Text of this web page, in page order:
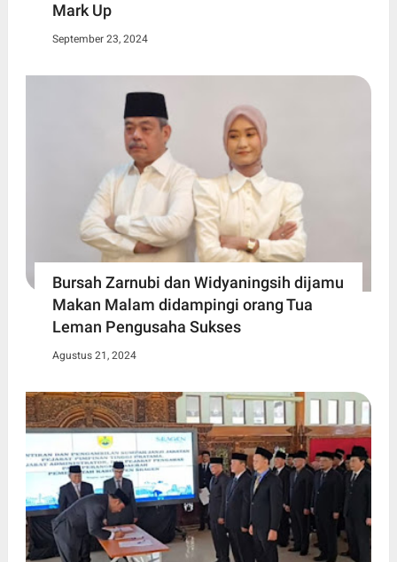
Mark Up
September 23, 2024
Bursah Zarnubi dan Widyaningsih dijamu
Makan Malam didampingi orang Tua
Leman Pengusaha Sukses
Agustus 21, 2024